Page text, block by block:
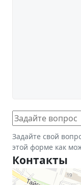
Задайте свой
этой форме как
Контакты
Новосибирск
Тайгинская улица, 2